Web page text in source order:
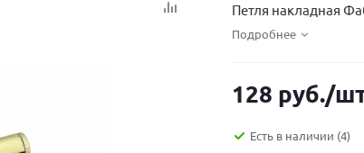
Петля накладная
Подробнее
128 руб./
Есть в наличии (4)